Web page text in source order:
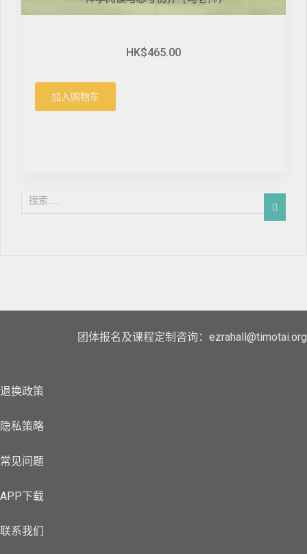
HK$465.00
加入购物车
团体报名及课程定制咨询：ezrahall@timotai.org
退换政策
隐私策略
常见问题
APP下载
联系我们